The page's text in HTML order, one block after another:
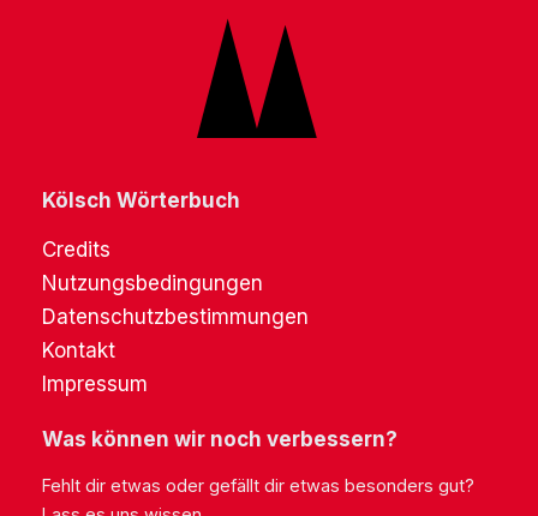
Kölsch Wörterbuch
Credits
Nutzungsbedingungen
Datenschutzbestimmungen
Kontakt
Impressum
Was können wir noch verbessern?
Fehlt dir etwas oder gefällt dir etwas besonders gut?